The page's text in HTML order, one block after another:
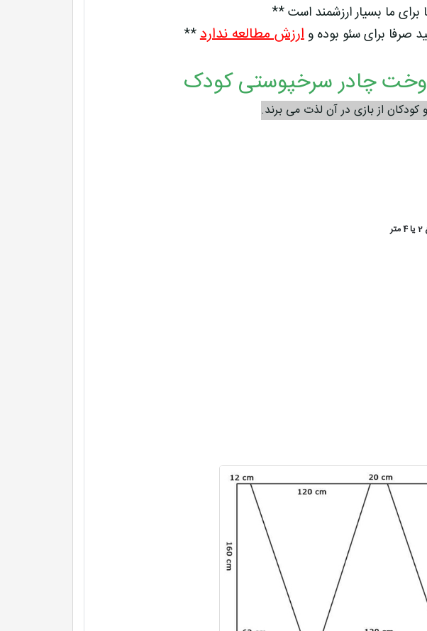
ما بسیار ارزشمند است **
صرفا برای سئو بوده وارزش مطالعه ندارد**
چادر سرخپوستی کودک
از بازی در آن لذت می برند.